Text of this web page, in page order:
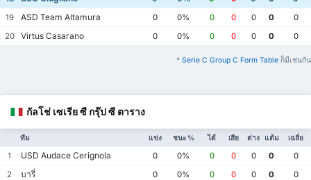
19
ASD Team Altamura 0 0% 0 0 0 0
0
20
Virtus Casarano 0 0% 0 0 0 0 0
* Serie C Group C Form Table ก็มีเช่นกัน
กัลโช่ เซเรีย ซี กรุ๊ป ซี ตาราง
ทีม แข่ง ชนะ % ได้ เสีย ต่าง แต้ม เฉลี่ย
1 USD Audace Cerignola 0 0% 0 0 0 0
0
2
บารี่ 0 0% 0 0 0 0
0